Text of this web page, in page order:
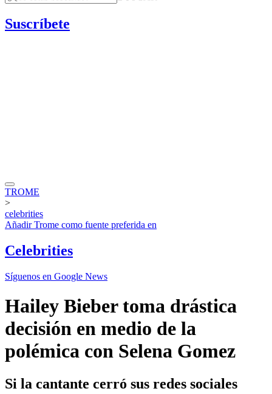
Suscríbete
TROME
>
celebrities
AñadirTrome como fuente preferida en
Celebrities
Síguenos en Google News
Hailey Bieber toma drástica
decisión en medio de la
polémica con Selena Gomez
Si la cantante cerró sus redes sociales